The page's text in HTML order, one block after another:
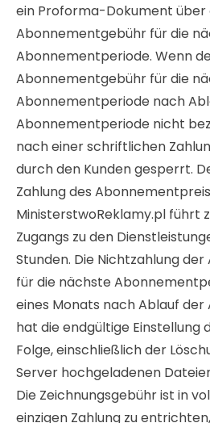
ein Proforma-Dokument über
Abonnementgebühr für die
Abonnementperiode. Wenn
Abonnementgebühr für die
Abonnementperiode nach
Abonnementperiode nicht
nach einer schriftlichen
durch den Kunden gesperrt.
Zahlung des
MinisterstwoReklamy.pl führt
Zugangs zu den
Stunden. Die Nichtzahlung
für die nächste
eines Monats nach Ablauf
hat die endgültige Einstellung
Folge, einschließlich der
Server hochgeladenen
Die Zeichnungsgebühr ist in
einzigen Zahlung zu